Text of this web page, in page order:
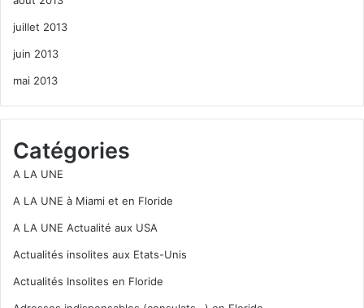
juillet 2013
juin 2013
mai 2013
Catégories
A LA UNE
A LA UNE à Miami et en Floride
A LA UNE Actualité aux USA
Actualités insolites aux Etats-Unis
Actualités Insolites en Floride